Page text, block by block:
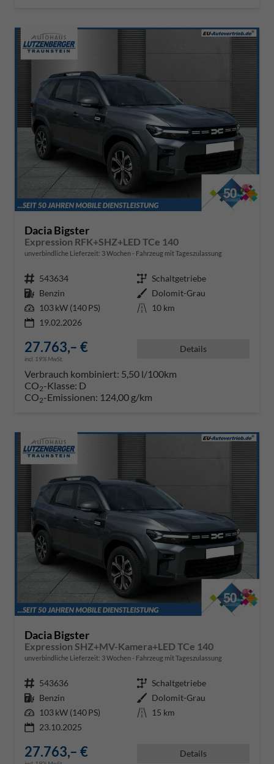
Dacia Bigster
Expression RFK+SHZ+LED TCe 140
unverbindliche Lieferzeit: 3 Wochen Fahrzeug mit Tageszulassung
Fahrzeugnr. 543634 Getriebe Schaltgetriebe
Kraftstoff Benzin Außenfarbe Dolomit-Grau
Leistung 103 kW (140 PS) Kilometerstand 10 km
19.02.2026
27.763,– €
incl. 19% MwSt.
Details
Verbrauch kombiniert: 5,50 l/100km
CO2-Klasse: D
CO2-Emissionen: 124,00 g/km
Dacia Bigster
Expression SHZ+MV-Kamera+LED TCe 140
unverbindliche Lieferzeit: 3 Wochen Fahrzeug mit Tageszulassung
Fahrzeugnr. 543636 Getriebe Schaltgetriebe
Kraftstoff Benzin Außenfarbe Dolomit-Grau
Leistung 103 kW (140 PS) Kilometerstand 15 km
23.10.2025
27.763,– € Details